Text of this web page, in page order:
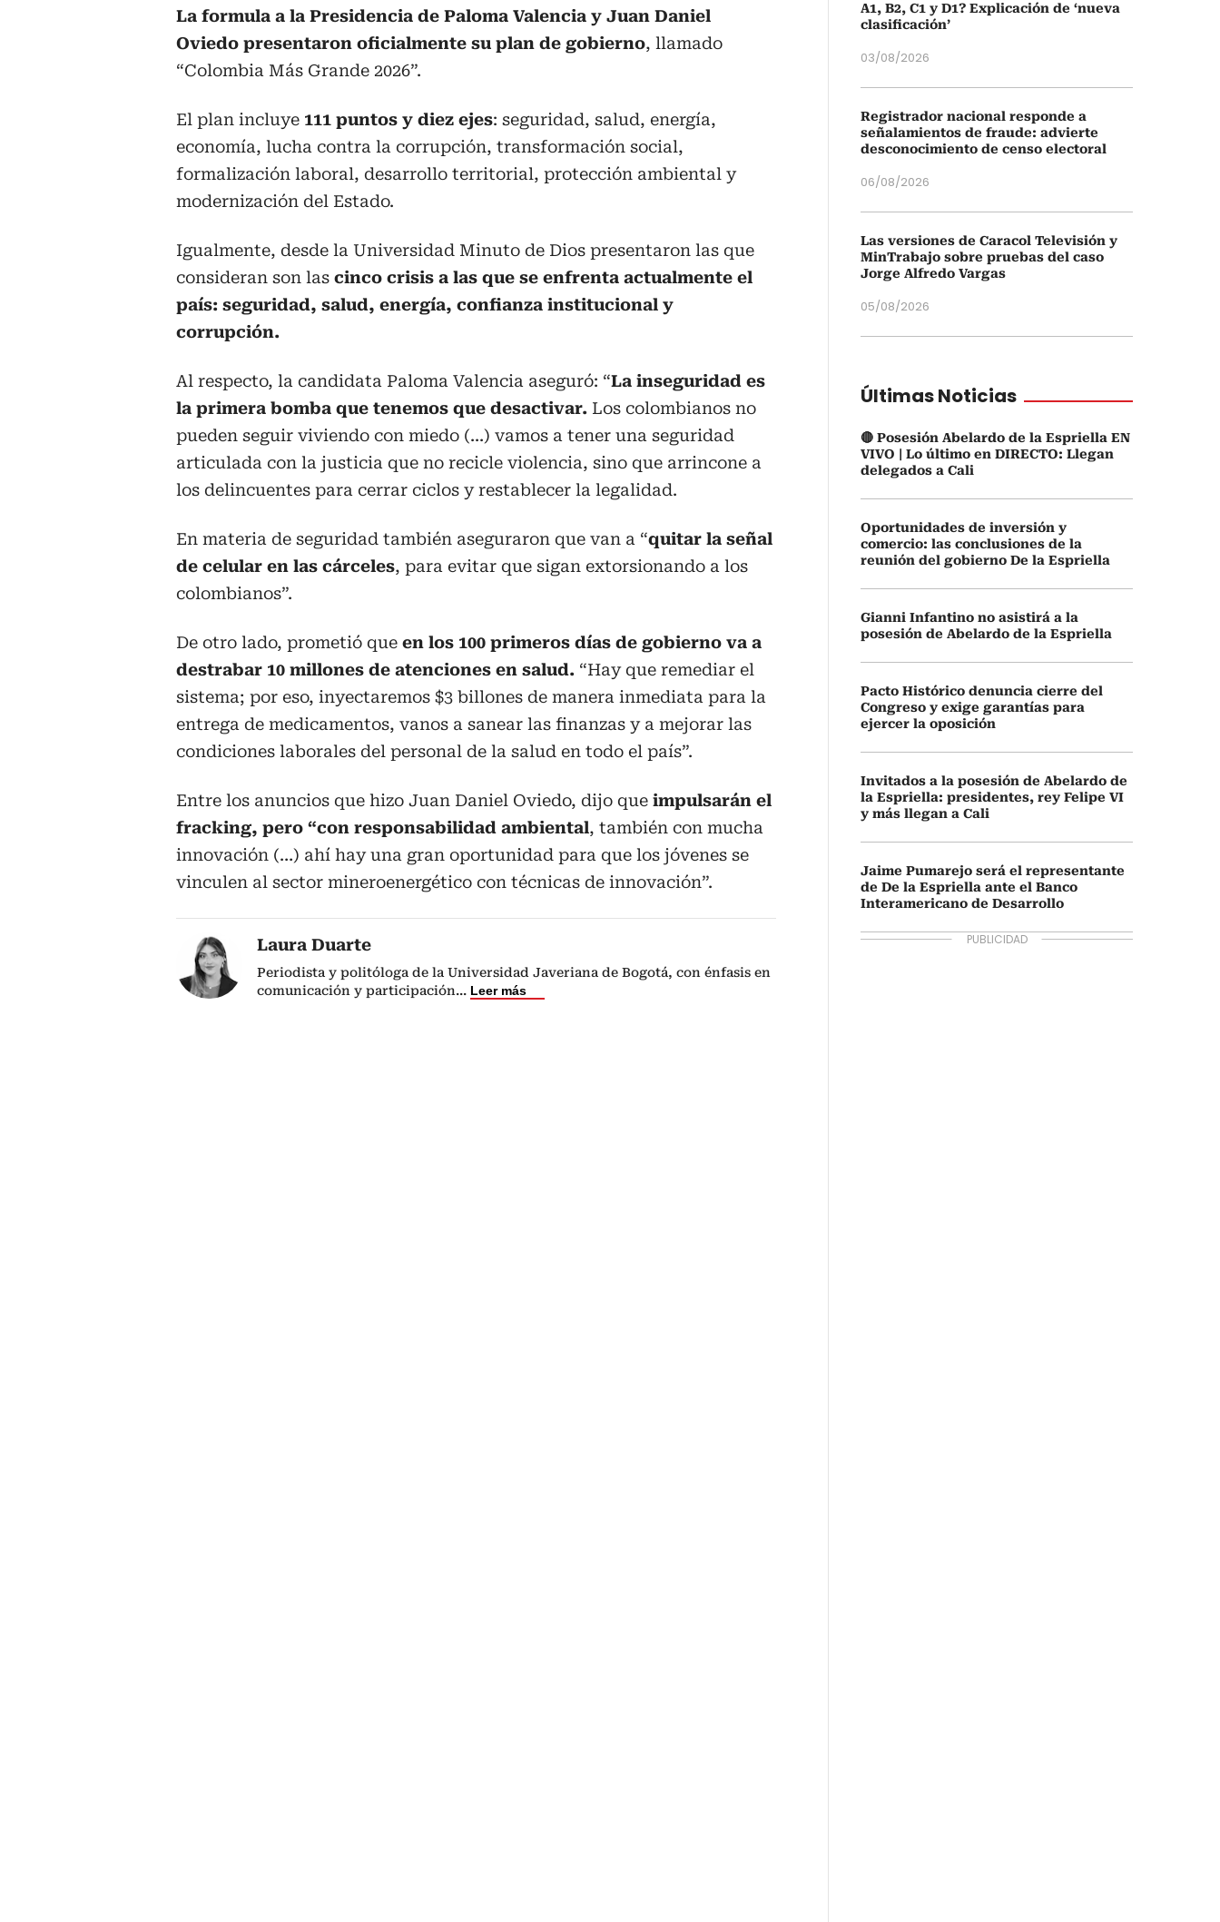
La formula a la Presidencia de Paloma Valencia y Juan Daniel
Oviedo presentaron oficialmente su plan de gobierno, llamado
“Colombia Más Grande 2026”.
El plan incluye 111 puntos y diez ejes: seguridad, salud, energía,
economía, lucha contra la corrupción, transformación social,
formalización laboral, desarrollo territorial, protección ambiental y
modernización del Estado.
Igualmente, desde la Universidad Minuto de Dios presentaron las que
consideran son las cinco crisis a las que se enfrenta actualmente el
país: seguridad, salud, energía, confianza institucional y
corrupción.
Al respecto, la candidata Paloma Valencia aseguró: “La inseguridad es
la primera bomba que tenemos que desactivar. Los colombianos no
pueden seguir viviendo con miedo (...) vamos a tener una seguridad
articulada con la justicia que no recicle violencia, sino que arrincone a
los delincuentes para cerrar ciclos y restablecer la legalidad.
En materia de seguridad también aseguraron que van a “quitar la señal
de celular en las cárceles, para evitar que sigan extorsionando a los
colombianos”.
De otro lado, prometió que en los 100 primeros días de gobierno va a
destrabar 10 millones de atenciones en salud. “Hay que remediar el
sistema; por eso, inyectaremos $3 billones de manera inmediata para la
entrega de medicamentos, vanos a sanear las finanzas y a mejorar las
condiciones laborales del personal de la salud en todo el país”.
Entre los anuncios que hizo Juan Daniel Oviedo, dijo que impulsarán el
fracking, pero “con responsabilidad ambiental, también con mucha
innovación (…) ahí hay una gran oportunidad para que los jóvenes se
vinculen al sector mineroenergético con técnicas de innovación”.
Laura Duarte
Periodista y politóloga de la Universidad Javeriana de Bogotá, con énfasis en
comunicación y participación... Leer más
A1, B2, C1 y D1? Explicación de ‘nueva
clasificación’
03/08/2026
Registrador nacional responde a
señalamientos de fraude: advierte
desconocimiento de censo electoral
06/08/2026
Las versiones de Caracol Televisión y
MinTrabajo sobre pruebas del caso
Jorge Alfredo Vargas
05/08/2026
Últimas Noticias
🔴 Posesión Abelardo de la Espriella EN
VIVO | Lo último en DIRECTO: Llegan
delegados a Cali
Oportunidades de inversión y
comercio: las conclusiones de la
reunión del gobierno De la Espriella
Gianni Infantino no asistirá a la
posesión de Abelardo de la Espriella
Pacto Histórico denuncia cierre del
Congreso y exige garantías para
ejercer la oposición
Invitados a la posesión de Abelardo de
la Espriella: presidentes, rey Felipe VI
y más llegan a Cali
Jaime Pumarejo será el representante
de De la Espriella ante el Banco
Interamericano de Desarrollo